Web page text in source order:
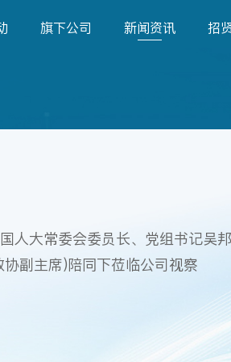
旗下公司 新闻资讯 招
人大常委会委员长、党组书记吴邦
副主席)陪同下莅临公司视察